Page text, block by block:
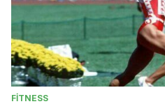
FITNESS